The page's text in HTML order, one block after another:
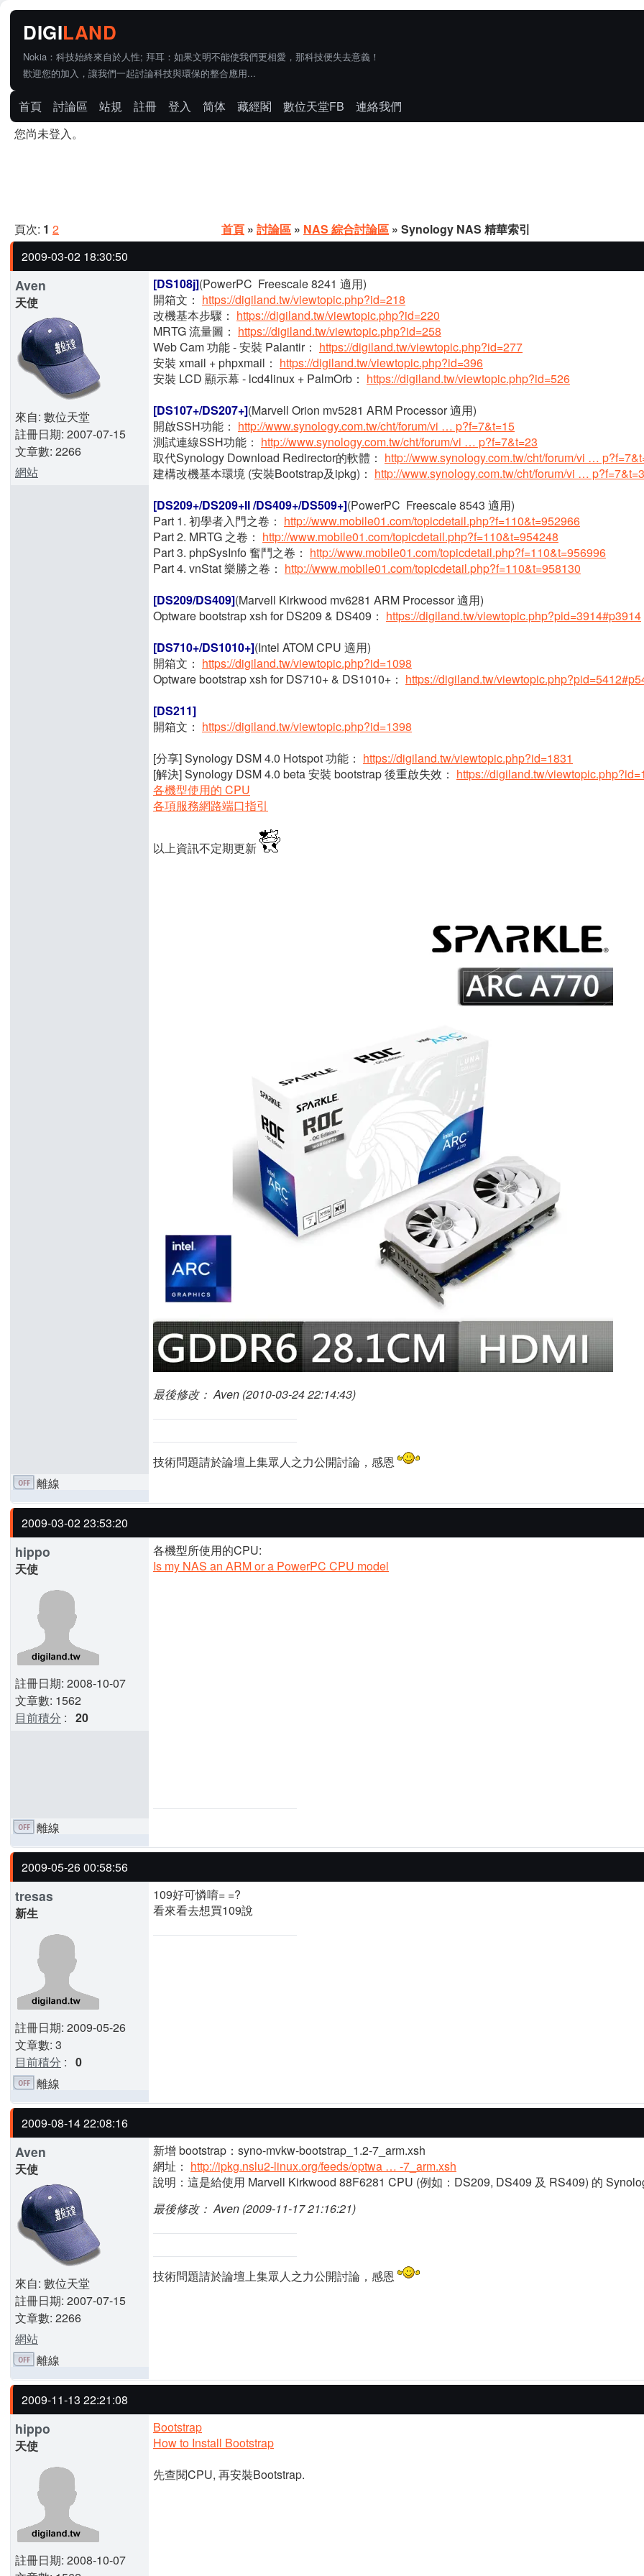
Nokia：科技始終來自於人性; 拜耳：如果文明不能使我們更相愛，那科技便失去意義！
歡迎您的加入，讓我們一起討論科技與環保的整合應用...
首頁 討論區 站規 註冊 登入 简体 藏經閣 數位天堂FB
連絡我們
您尚未登入。
頁次: 1 2 首頁 » 討論區 » NAS 綜合討論區 » Synology NAS 精華索引
2009-03-02 18:30:50
Aven
天使
來自: 數位天堂
註冊日期: 2007-07-15
文章數: 2266
網站
[DS108j](PowerPC Freescale 8241 適用)
開箱文： https://digiland.tw/viewtopic.php?id=218
改機基本步驟： https://digiland.tw/viewtopic.php?id=220
MRTG 流量圖： https://digiland.tw/viewtopic.php?id=258
Web Cam 功能 - 安裝 Palantir： https://digiland.tw/viewtopic.php?id=277
安裝 xmail + phpxmail： https://digiland.tw/viewtopic.php?id=396
安裝 LCD 顯示幕 - lcd4linux + PalmOrb： https://digiland.tw/viewtopic.php?id=526
[DS107+/DS207+](Marvell Orion mv5281 ARM Processor 適用)
開啟SSH功能： http://www.synology.com.tw/cht/forum/vi … p?f=7&t=15
測試連線SSH功能： http://www.synology.com.tw/cht/forum/vi … p?f=7&t=23
取代Synology Download Redirector的軟體： http://www.synology.com.tw/cht/forum/vi …
建構改機基本環境 (安裝Bootstrap及ipkg)： http://www.synology.com.tw/cht/forum/vi …
[DS209+/DS209+II /DS409+/DS509+](PowerPC Freescale 8543 適用)
Part 1. 初學者入門之卷： http://www.mobile01.com/topicdetail.php?f=110&t=952966
Part 2. MRTG 之卷： http://www.mobile01.com/topicdetail.php?f=110&t=954248
Part 3. phpSysInfo 奮鬥之卷： http://www.mobile01.com/topicdetail.php?f=110&t=956996
Part 4. vnStat 樂勝之卷： http://www.mobile01.com/topicdetail.php?f=110&t=958130
[DS209/DS409](Marvell Kirkwood mv6281 ARM Processor 適用)
Optware bootstrap xsh for DS209 & DS409： https://digiland.tw/viewtopic.php?pid=3914#p3914
[DS710+/DS1010+](Intel ATOM CPU 適用)
開箱文： https://digiland.tw/viewtopic.php?id=1098
Optware bootstrap xsh for DS710+ & DS1010+： https://digiland.tw/
[DS211]
開箱文： https://digiland.tw/viewtopic.php?id=1398
[分享] Synology DSM 4.0 Hotspot 功能： https://digiland.tw/viewtopic.php?id=1831
[解決] Synology DSM 4.0 beta 安裝 bootstrap 後重啟失效： https://digiland.tw/
各機型使用的 CPU
各項服務網路端口指引
以上資訊不定期更新
最後修改： Aven (2010-03-24 22:14:43)
技術問題請於論壇上集眾人之力公開討論，感恩
離線
2009-03-02 23:53:20
hippo
天使
註冊日期: 2008-10-07
文章數: 1562
目前積分 : 20
各機型所使用的CPU:
Is my NAS an ARM or a PowerPC CPU model
離線
2009-05-26 00:58:56
tresas
新生
註冊日期: 2009-05-26
文章數: 3
目前積分 : 0
109好可憐唷= =?
看來看去想買109說
離線
2009-08-14 22:08:16
Aven
天使
來自: 數位天堂
註冊日期: 2007-07-15
文章數: 2266
網站
新增 bootstrap：syno-mvkw-bootstrap_1.2-7_arm.xsh
網址： http://ipkg.nslu2-linux.org/feeds/optwa … -7_arm.xsh
說明：這是給使用 Marvell Kirkwood 88F6281 CPU (例如：DS209, DS409 及 RS409) 的
最後修改： Aven (2009-11-17 21:16:21)
技術問題請於論壇上集眾人之力公開討論，感恩
離線
2009-11-13 22:21:08
hippo
天使
註冊日期: 2008-10-07
Bootstrap
How to Install Bootstrap
先查閱CPU, 再安裝Bootstrap.